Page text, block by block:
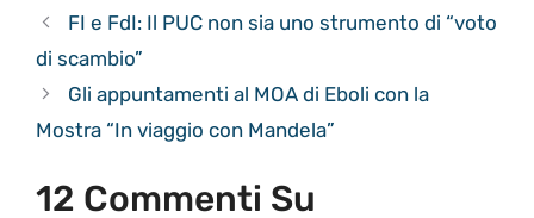
FI e FdI: Il PUC non sia uno strumento di “voto
di scambio”
Gli appuntamenti al MOA di Eboli con la
Mostra “In viaggio con Mandela”
12 Commenti Su